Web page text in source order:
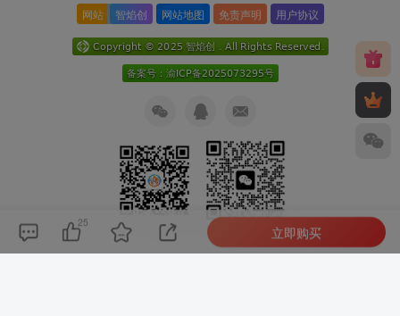
网站 智焰创 网站地图 免责声明 用户协议
关注公众号
25
立即购买